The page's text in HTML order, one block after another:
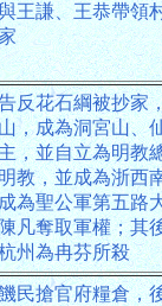
王謙、王恭帶領
反花石綱被抄家
，成為洞宮山、
，並自立為明教
教，並成為浙西
為聖公軍第五路
凡奪取軍權；其
州為冉芬所殺
民搶官府糧倉，